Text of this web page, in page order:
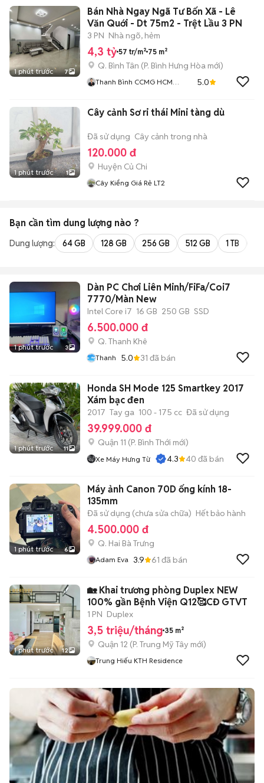
1 phút trước 7
Bán Nhà Ngay Ngã Tư Bốn Xã - Lê
Văn Quới - Dt 75m2 - Trệt Lầu 3 PN
3 PN Nhà ngõ, hẻm
4,3 tỷ 57 tr/m² 75 m²
Q. Bình Tân (P. Bình Hưng Hòa mới)
Thanh Bình CCMG HCM
5.0
1 phút trước 1
Cây cảnh Sơ ri thái Mini tàng dù
Đã sử dụng Cây cảnh trong nhà
120.000 đ
Huyện Củ Chi
Cây Kiểng Giá Rẻ LT2
Bạn cần tìm dung lượng nào ?
Dung lượng: 64 GB 128 GB 256 GB 512 GB 1 TB
1 phút trước 3
Dàn PC Chơi Liên Minh/FiFa/Coi7
7770/Màn New
Intel Core i7 16 GB 250 GB SSD
6.500.000 đ
Q. Thanh Khê
Thanh 5.0 31 đã bán
1 phút trước 11
Honda SH Mode 125 Smartkey 2017
Xám bạc đen
2017 Tay ga 100 - 175 cc Đã sử dụng
39.999.000 đ
Quận 11 (P. Bình Thới mới)
Xe Máy Hưng Từ 4.3 40 đã bán
1 phút trước 6
Máy ảnh Canon 70D ống kính 18-
135mm
Đã sử dụng (chưa sửa chữa) Hết bảo hành
4.500.000 đ
Q. Hai Bà Trưng
Adam Eva 3.9 61 đã bán
1 phút trước 12
🏡 Khai trương phòng Duplex NEW
100% gần Bệnh Viện Q12🥰CĐ GTVT
1 PN Duplex
3,5 triệu/tháng 35 m²
Quận 12 (P. Trung Mỹ Tây mới)
Trung Hiếu KTH Residence